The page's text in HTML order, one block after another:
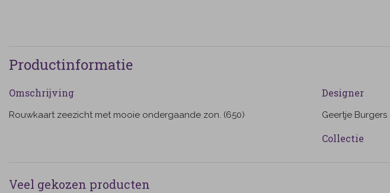
Productinformatie
Omschrijving
Rouwkaart zeezicht met mooie ondergaande zon. (650)
Designer
Geertje Burgers
Collectie
Veel gekozen producten